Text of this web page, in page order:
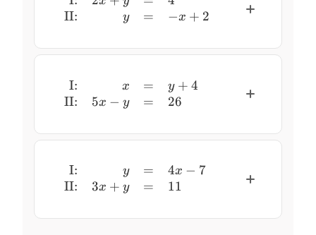
II:
y
=
−x + 2
\begin{array}{rrcl} \text{I:}
I:
II:
x
5x − y
=
=
y + 4
26
\begin{array}{rrcl} \text{I:}
I:
II:
y
3x + y
=
=
4x − 7
11